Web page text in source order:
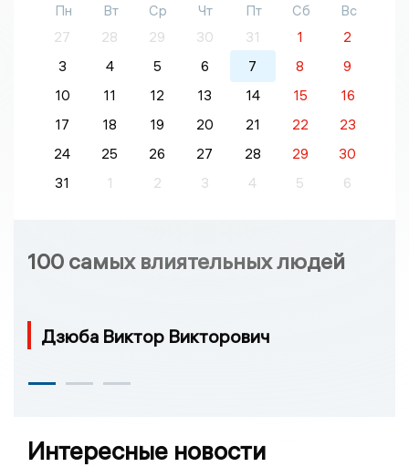
Пн Вт Ср Чт Пт Сб
Вс
27
28 29 30 31 1
2
3
4 5 6 7 8
9
10
11 12 13 14 15
16
17
18 19 20 21 22
23
24
25 26 27 28 29
30
31
1 2 3 4 5 6
100 самых влиятельных людей
Дзюба Виктор Викторович
Интересные новости